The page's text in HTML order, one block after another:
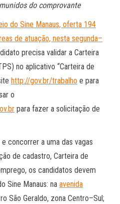
do comprovante
do Sine Manaus, oferta 194
de atuação, nesta segunda–
precisa validar a Carteira
no aplicativo “Carteira de
http://gov.br/trabalho e para
o
para fazer a solicitação de
concorrer a uma das vagas
de cadastro, Carteira de
os candidatos devem
Sine Manaus: na avenida
São Geraldo, zona Centro–Sul;